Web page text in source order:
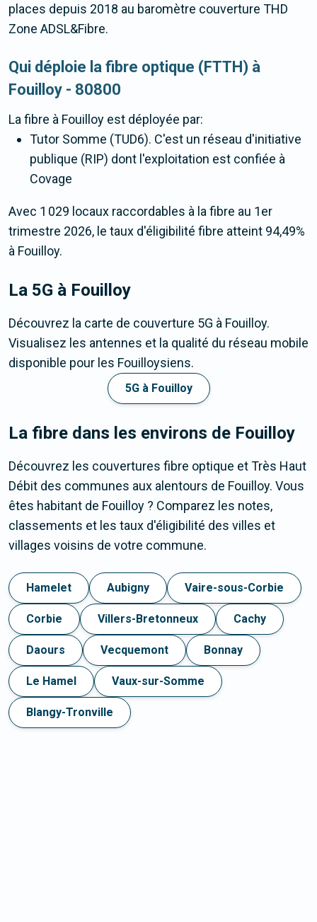
places depuis 2018 au baromètre couverture THD
Zone ADSL&Fibre.
Qui déploie la fibre optique (FTTH) à
Fouilloy - 80800
La fibre à Fouilloy est déployée par:
Tutor Somme (TUD6). C'est un réseau d'initiative
publique (RIP) dont l'exploitation est confiée à
Covage
Avec 1 029 locaux raccordables à la fibre au 1er
trimestre 2026, le taux d'éligibilité fibre atteint 94,49%
à Fouilloy.
La 5G à Fouilloy
Découvrez la carte de couverture 5G à Fouilloy.
Visualisez les antennes et la qualité du réseau mobile
disponible pour les Fouilloysiens.
5G à Fouilloy
La fibre dans les environs de Fouilloy
Découvrez les couvertures fibre optique et Très Haut
Débit des communes aux alentours de Fouilloy. Vous
êtes habitant de Fouilloy ? Comparez les notes,
classements et les taux d'éligibilité des villes et
villages voisins de votre commune.
Hamelet Aubigny Vaire-sous-Corbie
Corbie Villers-Bretonneux Cachy
Daours Vecquemont Bonnay
Le Hamel Vaux-sur-Somme
Blangy-Tronville